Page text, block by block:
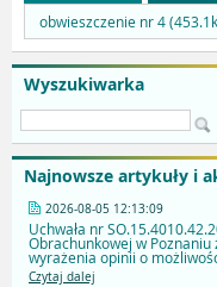
Wyszukiwarka
Najnowsze artykuły i
2026-08-05 12:13:09
Uchwała nr
Obrachunkowej w
wyrażenia opinii o
Czytaj dalej
obwieszczenie nr 4